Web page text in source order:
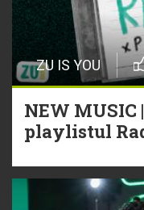
ZU IS YOU
NEW MUSIC
playlistul